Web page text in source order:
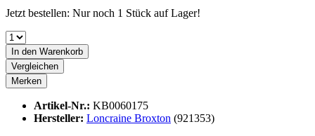
Jetzt bestellen: Nur noch 1 Stück auf Lager!
In den Warenkorb
Vergleichen
Merken
Artikel-Nr.: KB0060175
Hersteller: Loncraine Broxton (921353)